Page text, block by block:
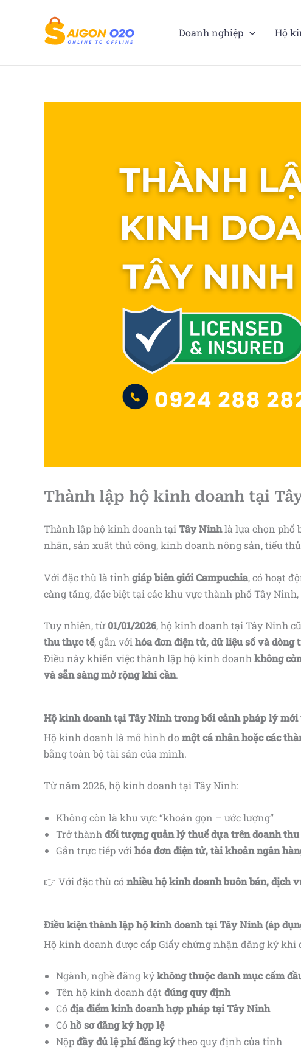
Doanh nghiệp Hộ
Thành lập hộ kinh doanh tại
Thành lập hộ kinh doanh tại Tây Ninhlà lựa chọn phổ
nhân, sản xuất thủ công, kinh doanh nông sản, tiểu
Với đặc thù là tỉnh giáp biên giới Campuchia, có hoạt
càng tăng, đặc biệt tại các khu vực thành phố Tây
Tuy nhiên, từ01/01/2026, hộ kinh doanh tại Tây Ninh
thu thực tế, gắn với hóa đơn điện tử, dữ liệu số và dòng
Điều này khiến việc thành lập hộ kinh doanh không
và sẵn sàng mở rộng khi cần.
Hộ kinh doanh tại Tây Ninh trong bối cảnh pháp lý mới
Hộ kinh doanh là mô hình do một cá nhân hoặc các
bằng toàn bộ tài sản của mình.
Từ năm 2026, hộ kinh doanh tại Tây Ninh:
Không còn là khu vực “khoán gọn – ước lượng”
Trở thành đối tượng quản lý thuế dựa trên doanh
Gắn trực tiếp với hóa đơn điện tử, tài khoản ngân
👉 Với đặc thù có nhiều hộ kinh doanh buôn bán, dịch
Điều kiện thành lập hộ kinh doanh tại Tây Ninh (áp
Hộ kinh doanh được cấp Giấy chứng nhận đăng ký khi
Ngành, nghề đăng kýkhông thuộc danh mục cấm
Tên hộ kinh doanh đặt đúng quy định
Có địa điểm kinh doanh hợp pháp tại Tây Ninh
Có hồ sơ đăng ký hợp lệ
Nộpđầy đủ lệ phí đăng kýtheo quy định của tỉnh